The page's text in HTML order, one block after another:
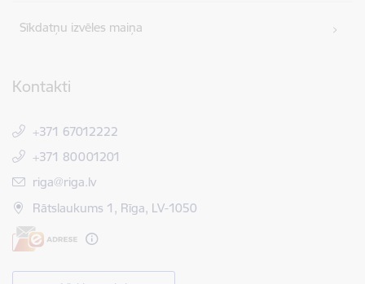
Sīkdatņu izvēles maiņa
Kontakti
+371 67012222
+371 80001201
E-pasts:
riga@riga.lv
Rātslaukums 1, Rīga, LV-1050